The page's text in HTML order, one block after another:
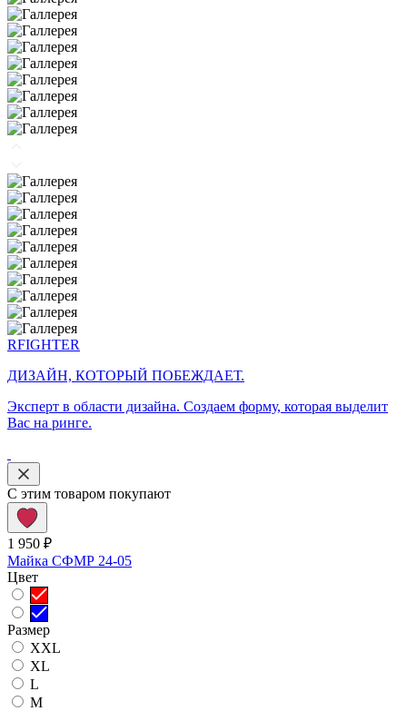
RFIGHTER
ДИЗАЙН, КОТОРЫЙ ПОБЕЖДАЕТ.
Эксперт в области дизайна. Создаем форму, которая выделит
Вас на ринге.
С этим товаром покупают
1 950 ₽
Майка СФМР 24-05
Цвет
Размер
XXL
XL
L
M